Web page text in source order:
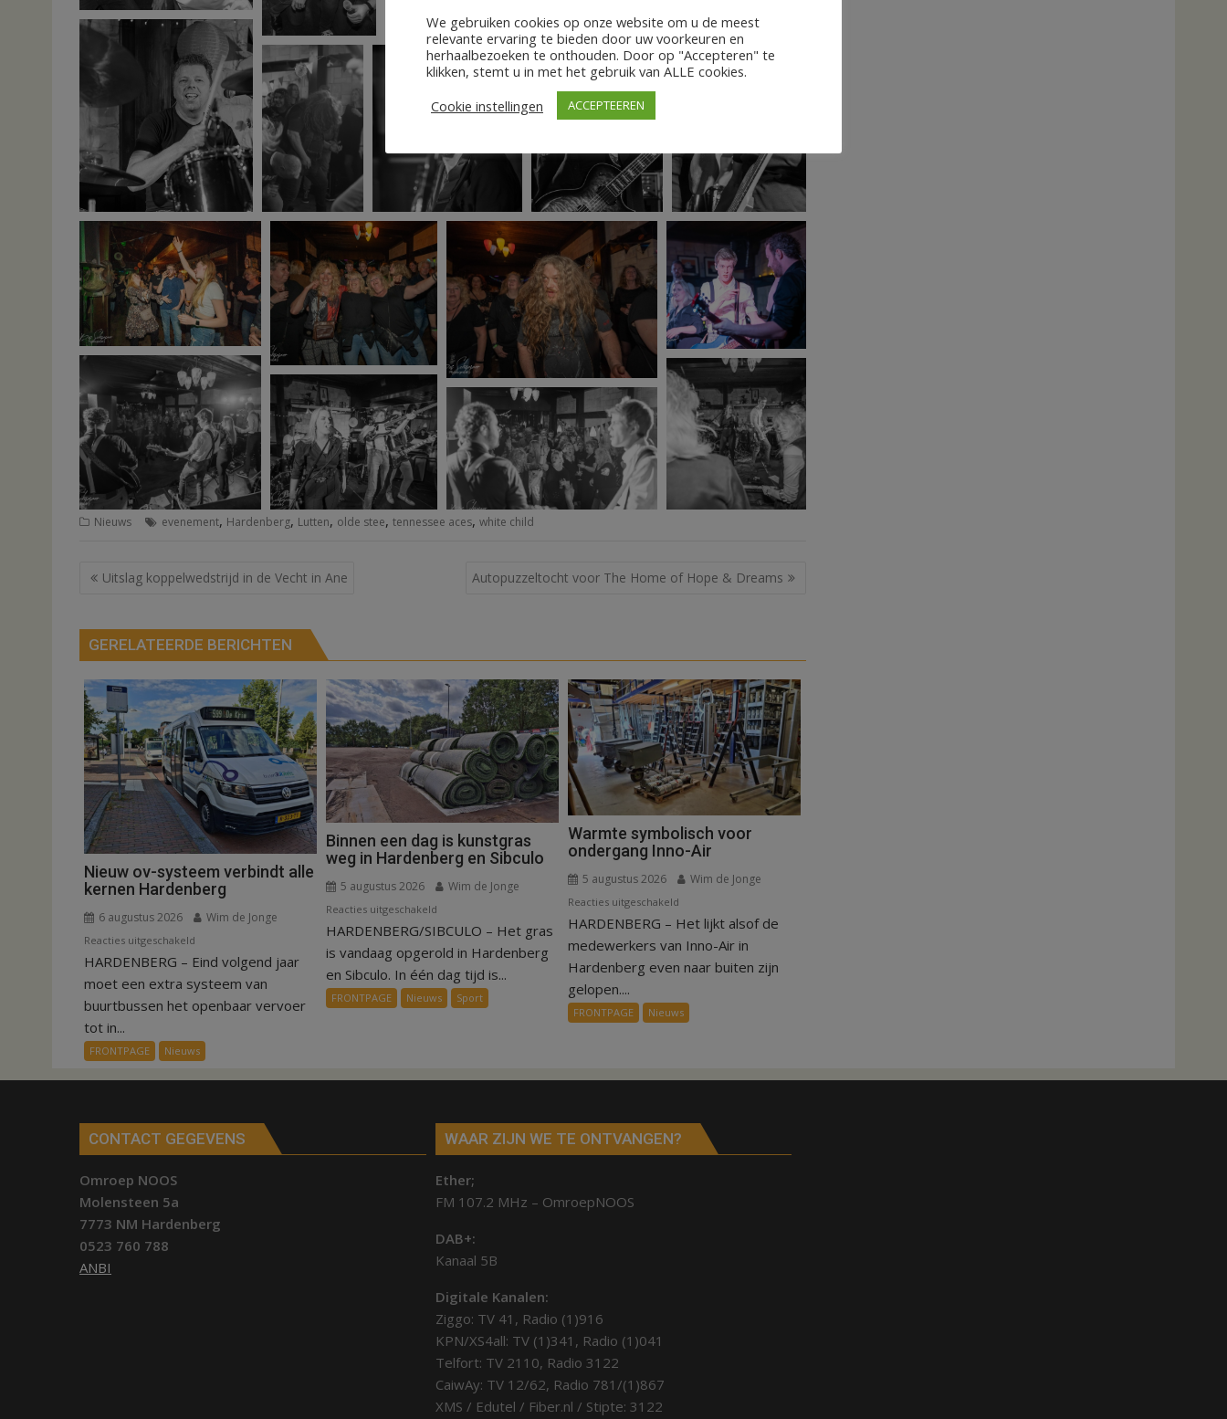
Nieuws evenement, Hardenberg, Lutten, olde stee, tennessee aces, white child
Bericht
Uitslag koppelwedstrijd in de Vecht in Ane Autopuzzeltocht voor The Home of Hope & Dreams
GERELATEERDE BERICHTEN
Nieuw ov-systeem verbindt alle
kernen Hardenberg
6 augustus 2026 Wim de Jonge
Reacties uitgeschakeld
Nieuw
ov-
systeem
alle
kernen
Hardenberg
HARDENBERG – Eind volgend jaar
moet een extra systeem van
buurtbussen het openbaar vervoer
tot in...
FRONTPAGE Nieuws
Binnen een dag is kunstgras
weg in Hardenberg en Sibculo
5 augustus 2026 Wim de Jonge
Reacties uitgeschakeld
Binnen
een
dag
is
kunstgras
HARDENBERG/SIBCULO – Het gras
is vandaag opgerold in Hardenberg
en Sibculo. In één dag tijd is...
FRONTPAGE Nieuws Sport
Warmte symbolisch voor
ondergang Inno-Air
5 augustus 2026 Wim de Jonge
Reacties uitgeschakeld
Warmte
symbolisch
Inno-
Air
HARDENBERG – Het lijkt alsof de
medewerkers van Inno-Air in
Hardenberg even naar buiten zijn
gelopen....
FRONTPAGE Nieuws
CONTACT GEGEVENS
Omroep NOOS
Molensteen 5a
7773 NM Hardenberg
0523 760 788
ANBI
WAAR ZIJN WE TE ONTVANGEN?
Ether;
FM 107.2 MHz – OmroepNOOS
DAB+:
Kanaal 5B
Digitale Kanalen:
Ziggo: TV 41, Radio (1)916
KPN/XS4all: TV (1)341, Radio (1)041
Telfort: TV 2110, Radio 3122
CaiwAy: TV 12/62, Radio 781/(1)867
XMS / Edutel / Fiber.nl / Stipte: 3122
We gebruiken cookies op onze website om u de meest
relevante ervaring te bieden door uw voorkeuren en
herhaalbezoeken te onthouden. Door op "Accepteren" te
klikken, stemt u in met het gebruik van ALLE cookies.
Cookie instellingen
ACCEPTEEREN